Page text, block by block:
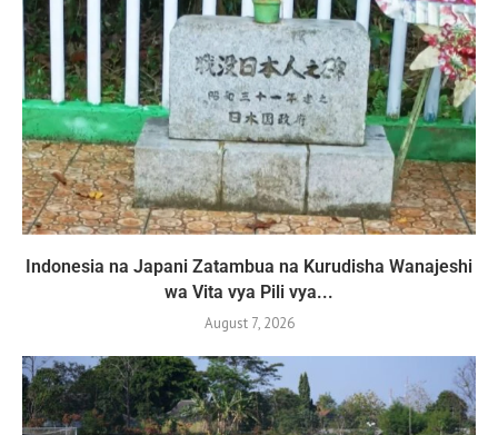
Indonesia na Japani Zatambua na Kurudisha Wanajeshi
wa Vita vya Pili vya...
August 7, 2026